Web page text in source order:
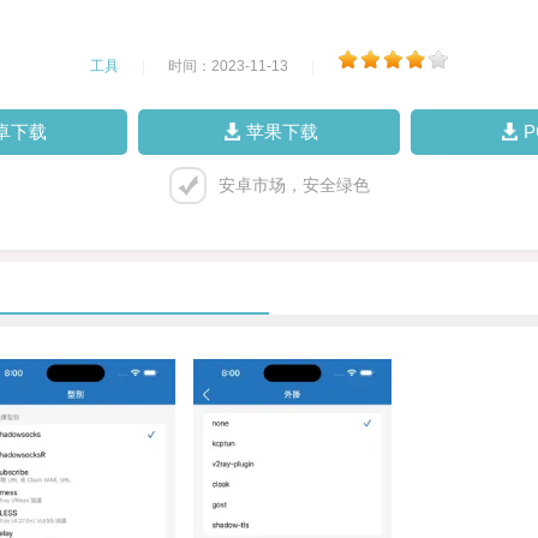
工具 时间：2023-11-13
下载 苹果下载
安卓市场，安全绿色